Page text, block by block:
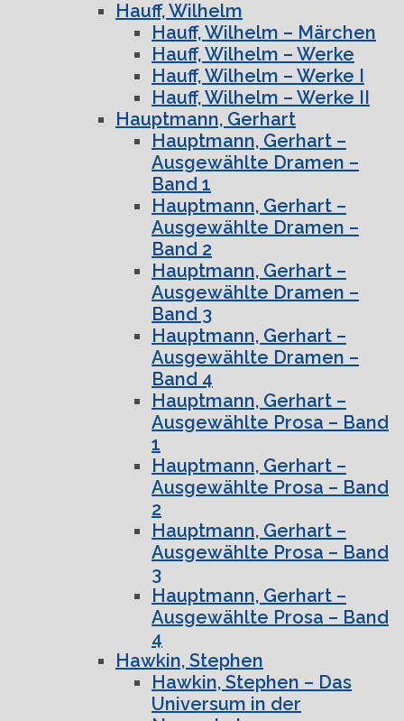
Hauff, Wilhelm
Hauff, Wilhelm – Märchen
Hauff, Wilhelm – Werke
Hauff, Wilhelm – Werke I
Hauff, Wilhelm – Werke II
Hauptmann, Gerhart
Hauptmann, Gerhart –
Ausgewählte Dramen –
Band 1
Hauptmann, Gerhart –
Ausgewählte Dramen –
Band 2
Hauptmann, Gerhart –
Ausgewählte Dramen –
Band 3
Hauptmann, Gerhart –
Ausgewählte Dramen –
Band 4
Hauptmann, Gerhart –
Ausgewählte Prosa – Band
1
Hauptmann, Gerhart –
Ausgewählte Prosa – Band
2
Hauptmann, Gerhart –
Ausgewählte Prosa – Band
3
Hauptmann, Gerhart –
Ausgewählte Prosa – Band
4
Hawkin, Stephen
Hawkin, Stephen – Das
Universum in der